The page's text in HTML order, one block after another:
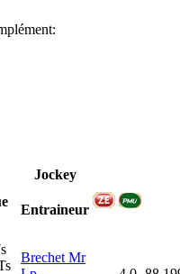
Jockey
Entraineur
s
s
Brechet Mr